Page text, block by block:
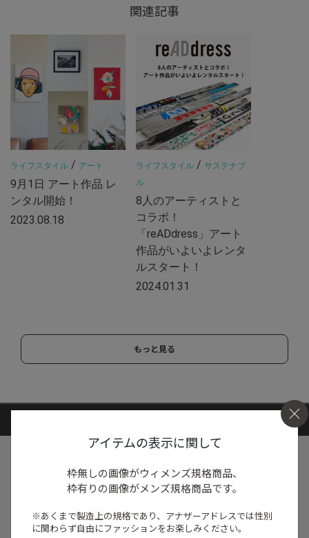
関連記事
ライフスタイル / アート
9月1日 アート作品 レ
ンタル開始！
2023.08.18
ライフスタイル / サステナブ
ル
8人のアーティストと
コラボ！
「reADdress」アート
作品がいよいよレンタ
ルスタート！
2024.01.31
もっと見る
特集 / NEW NEXT MONTH
2026年8月の新入荷アイテムは？レディー
スのイチオシ商品を一挙公開｜NEW
NEXT MONTH
2026.07.31
アイテムの表示に関して
枠無しの画像がウィメンズ規格商品、
枠有りの画像がメンズ規格商品です。
※あくまで製造上の規格であり、アナザーアドレスでは性別
に関わらず自由にファッションをお楽しみください。